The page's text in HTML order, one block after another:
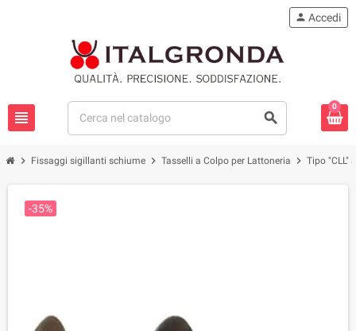
view_headline search
person Accedi
0
chevron_right Fissaggi sigillanti schiume chevron_right Tasselli a Colpo per Lattoneria chevron_right Tipo "CLL"
-35%